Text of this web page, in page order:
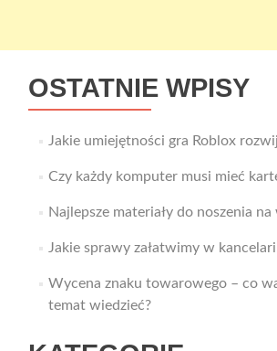
OSTATNIE WPISY
Jakie umiejętności gra Roblox
Czy każdy komputer musi mieć
Najlepsze materiały do noszenia
Jakie sprawy załatwimy w
Wycena znaku towarowego – co
temat wiedzieć?